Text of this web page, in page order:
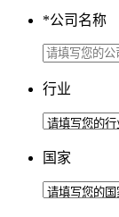
*公司名称
行业
国家